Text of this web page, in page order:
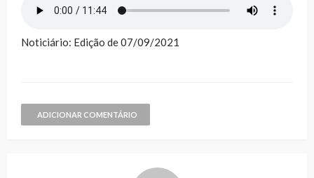
Noticiário: Edição de 07/09/2021
ADICIONAR COMENTÁRIO